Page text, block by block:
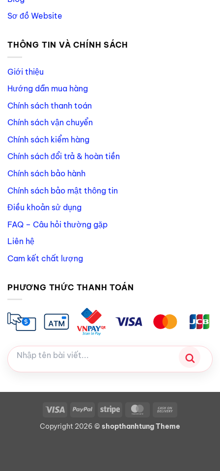
Sơ đồ Website
THÔNG TIN VÀ CHÍNH SÁCH
Giới thiệu
Hướng dẫn mua hàng
Chính sách thanh toán
Chính sách vận chuyển
Chính sách kiểm hàng
Chính sách đổi trả & hoàn tiền
Chính sách bảo hành
Chính sách bảo mật thông tin
Điều khoản sử dụng
FAQ – Câu hỏi thường gặp
Liên hệ
Cam kết chất lượng
PHƯƠNG THỨC THANH TOÁN
Visa PayPal Stripe MasterCard
Delivery
Copyright 2026 © shopthanhtung Theme